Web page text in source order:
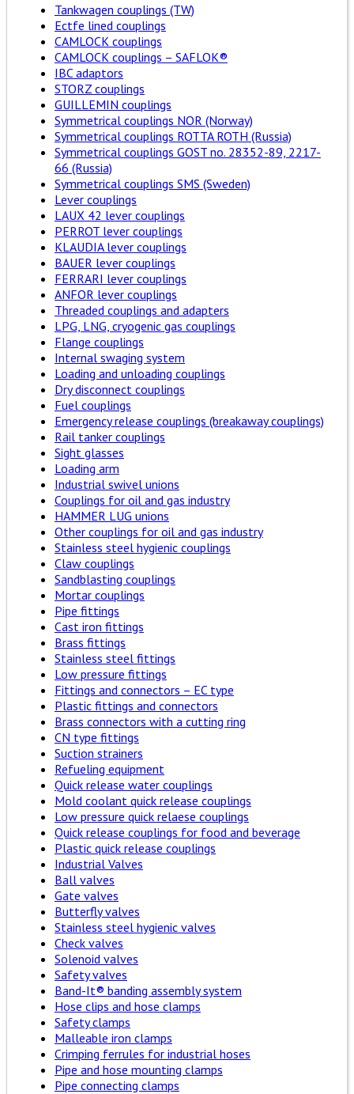
Tankwagen couplings (TW)
Ectfe lined couplings
CAMLOCK couplings
CAMLOCK couplings – SAFLOK®
IBC adaptors
STORZ couplings
GUILLEMIN couplings
Symmetrical couplings NOR (Norway)
Symmetrical couplings ROTTA ROTH (Russia)
Symmetrical couplings GOST no. 28352-89, 2217-
66 (Russia)
Symmetrical couplings SMS (Sweden)
Lever couplings
LAUX 42 lever couplings
PERROT lever couplings
KLAUDIA lever couplings
BAUER lever couplings
FERRARI lever couplings
ANFOR lever couplings
Threaded couplings and adapters
LPG, LNG, cryogenic gas couplings
Flange couplings
Internal swaging system
Loading and unloading couplings
Dry disconnect couplings
Fuel couplings
Emergency release couplings (breakaway couplings)
Rail tanker couplings
Sight glasses
Loading arm
Industrial swivel unions
Couplings for oil and gas industry
HAMMER LUG unions
Other couplings for oil and gas industry
Stainless steel hygienic couplings
Claw couplings
Sandblasting couplings
Mortar couplings
Pipe fittings
Cast iron fittings
Brass fittings
Stainless steel fittings
Low pressure fittings
Fittings and connectors – EC type
Plastic fittings and connectors
Brass connectors with a cutting ring
CN type fittings
Suction strainers
Refueling equipment
Quick release water couplings
Mold coolant quick release couplings
Low pressure quick relaese couplings
Quick release couplings for food and beverage
Plastic quick release couplings
Industrial Valves
Ball valves
Gate valves
Butterfly valves
Stainless steel hygienic valves
Check valves
Solenoid valves
Safety valves
Band-It® banding assembly system
Hose clips and hose clamps
Safety clamps
Malleable iron clamps
Crimping ferrules for industrial hoses
Pipe and hose mounting clamps
Pipe connecting clamps